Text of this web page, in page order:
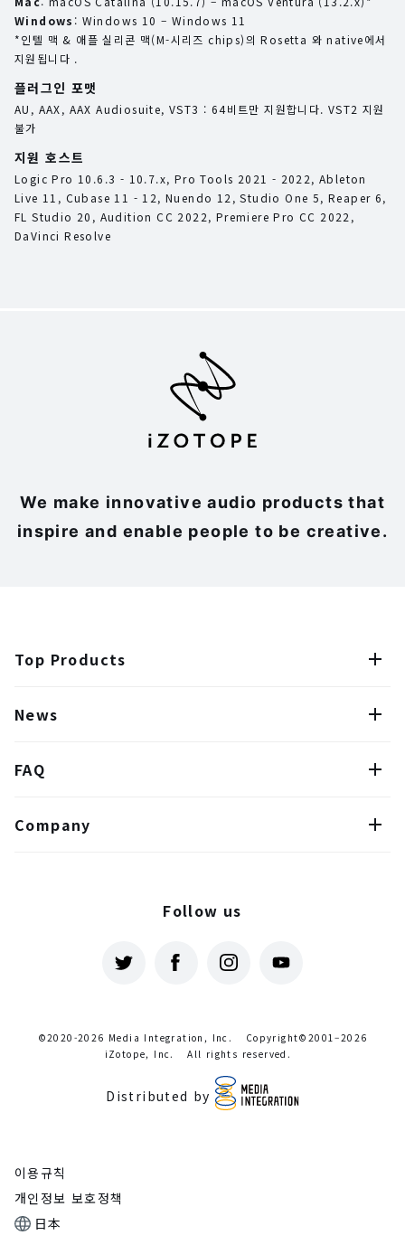
Windows : Windows 10 – Windows 11
*인텔 맥 & 애플 실리콘 맥(M-시리즈 chips)의 Rosetta 와 native에서
지원됩니다 .
플러그인 포맷
AU, AAX, AAX Audiosuite, VST3 : 64비트만 지원합니다. VST2 지원
불가
지원 호스트
Logic Pro 10.6.3 - 10.7.x, Pro Tools 2021 - 2022, Ableton
Live 11, Cubase 11 - 12, Nuendo 12, Studio One 5, Reaper 6,
FL Studio 20, Audition CC 2022, Premiere Pro CC 2022,
DaVinci Resolve
We make innovative audio products that
inspire and enable people to be creative.
Top Products
News
FAQ
Company
Follow us
©2020-2026 Media Integration, Inc.
Copyright©2001–2026
iZotope, Inc.
All rights reserved.
Distributed by
이용규칙
개인정보 보호정책
日本